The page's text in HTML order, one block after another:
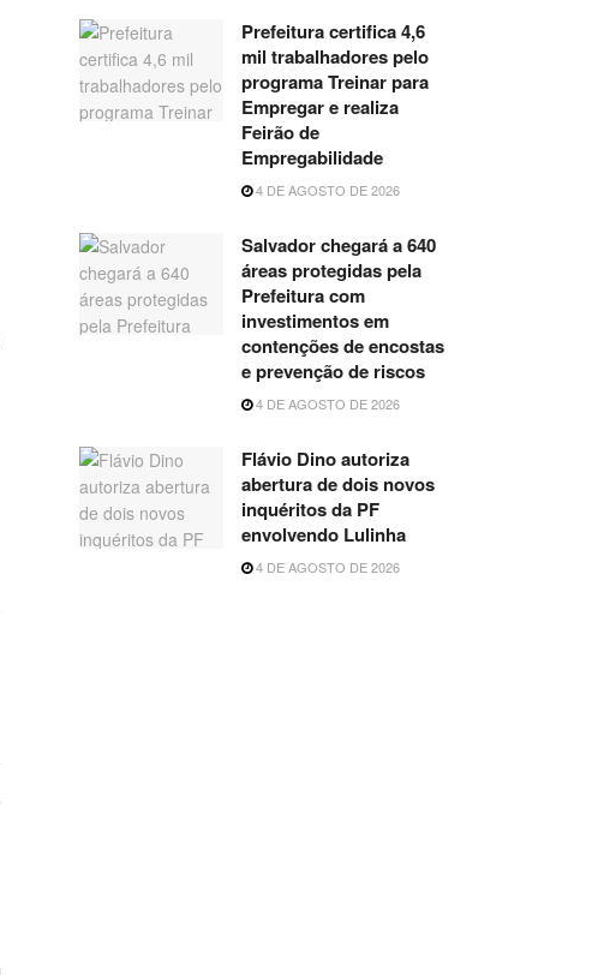
Prefeitura certifica 4,6
mil trabalhadores pelo
programa Treinar para
Empregar e realiza
Feirão de
Empregabilidade
4 DE AGOSTO DE 2026
Salvador chegará a 640
áreas protegidas pela
Prefeitura com
investimentos em
contenções de encostas
e prevenção de riscos
4 DE AGOSTO DE 2026
Flávio Dino autoriza
abertura de dois novos
inquéritos da PF
envolvendo Lulinha
4 DE AGOSTO DE 2026